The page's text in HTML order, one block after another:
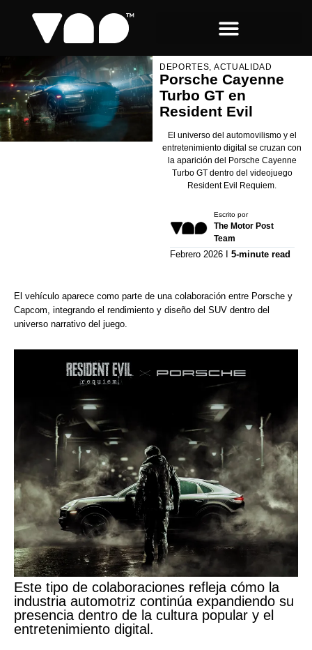
DEPORTES, ACTUALIDAD
Porsche Cayenne
Turbo GT en
Resident Evil
El universo del automovilismo y el
entretenimiento digital se cruzan con
la aparición del Porsche Cayenne
Turbo GT dentro del videojuego
Resident Evil Requiem.
Escrito por
The Motor Post
Team
Febrero 2026 I 5-minute read
El vehículo aparece como parte de una colaboración entre Porsche y
Capcom, integrando el rendimiento y diseño del SUV dentro del
universo narrativo del juego.
Este tipo de colaboraciones refleja cómo la
industria automotriz continúa expandiendo su
presencia dentro de la cultura popular y el
entretenimiento digital.